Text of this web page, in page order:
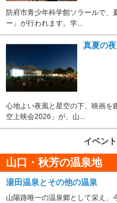
防府市青少年科学館ソラールで、
ー」が行われます。学...
真夏の
心地よい夜風と星空の下、映画を
空上映会2026」が、山...
イベン
山口・秋芳の温泉地
湯田温泉とその他の温泉
山陽路唯一の温泉郷として栄え、